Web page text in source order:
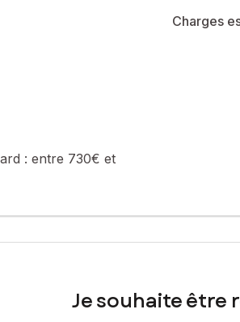
site Géorisques : www.georisques.gouv.fr
- EI - Agent commercial
: entre 730€ et
Charges
Je souhaite être